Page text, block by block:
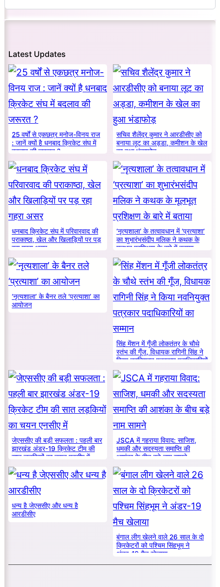
Latest Updates
25 वर्षों से एकछत्र मनोज-विनय राज
: जानें क्यों है धनबाद क्रिकेट संघ में
बदलाव की जरूरत ?
सचिव शैलेंद्र कुमार ने आरडीसीए को
बनाया लूट का अड्डा, कमीशन के खेल
का हुआ भंडाफोड़
धनबाद क्रिकेट संघ में परिवारवाद की
पराकाष्ठा, खेल और खिलाड़ियों पर पड़
रहा गहरा असर
‘नृत्यशाला’ के तत्वावधान में ‘प्रत्याशा’
का शुभारंभसंदीप मलिक ने कथक के
मूलभूत प्रशिक्षण के बारे में बताया
‘नृत्यशाला’ के बैनर तले ‘प्रत्याशा’ का
आयोजन
सिंह मेंशन में गूँजी लोकतंत्र के चौथे
स्तंभ की गूँज, विधायक रागिनी सिंह ने
किया नवनियुक्त पत्रकार पदाधिकारियों
का सम्मान
जेएससीए की बड़ी सफलता : पहली बार
झारखंड अंडर-19 क्रिकेट टीम की
सात लड़कियों का चयन एनसीए में
JSCA में गहराया विवाद: साजिश,
धमकी और सदस्यता समाप्ति की
आशंका के बीच बड़े नाम सामने
धन्य है जेएससीए और धन्य है
आरडीसीए
बंगाल लीग खेलने वाले 26 साल के दो
क्रिकेटरों को पश्चिम सिंहभूम ने
अंडर-19 मैच खेलाया